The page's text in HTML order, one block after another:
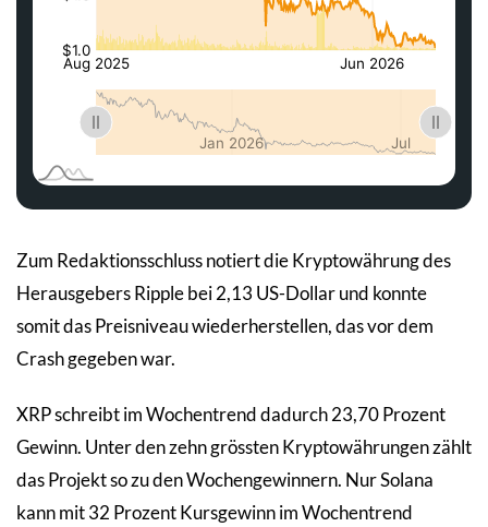
Zum Redaktionsschluss notiert die Kryptowährung des
Herausgebers Ripple bei 2,13 US-Dollar und konnte
somit das Preisniveau wiederherstellen, das vor dem
Crash gegeben war.
XRP schreibt im Wochentrend dadurch 23,70 Prozent
Gewinn. Unter den zehn grössten Kryptowährungen zählt
das Projekt so zu den Wochengewinnern. Nur Solana
kann mit 32 Prozent Kursgewinn im Wochentrend